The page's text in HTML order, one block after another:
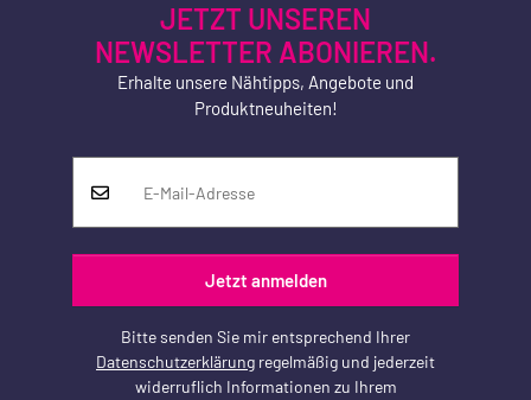
JETZT UNSEREN
NEWSLETTER ABONIEREN.
Erhalte unsere Nähtipps, Angebote und
Produktneuheiten!
Jetzt anmelden
Bitte senden Sie mir entsprechend Ihrer
Datenschutzerklärung regelmäßig und jederzeit
widerruflich Informationen zu Ihrem